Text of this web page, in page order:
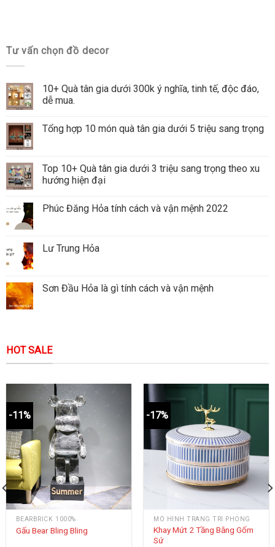
Tư vấn chọn đồ decor
10+ Quà tân gia dưới 300k ý nghĩa, tinh tế, độc đáo,
dễ mua.
Tổng hợp 10 món quà tân gia dưới 5 triệu sang trọng
Top 10+ Quà tân gia dưới 3 triệu sang trọng theo xu
hướng hiện đại
Phúc Đăng Hỏa tính cách và vận mệnh 2022
Lư Trung Hỏa
Sơn Đầu Hỏa là gì tính cách và vận mệnh
HOT SALE
-11%
BEARBRICK 1000%
Gấu Bear Bling Bling
-17%
MÔ HÌNH TRANG TRÍ PHÒNG
Khay Mứt 2 Tầng Bằng Gốm
Sứ